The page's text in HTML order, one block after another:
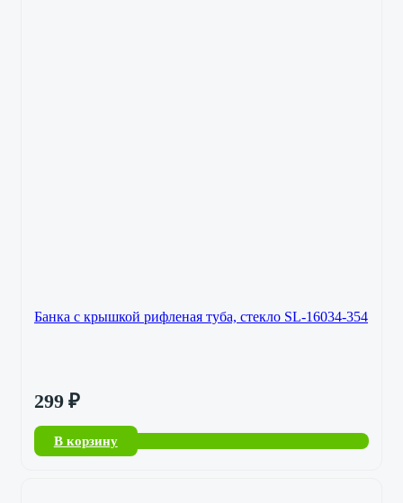
Банка с крышкой рифленая туба, стекло SL-16034-354
299 ₽
В корзину